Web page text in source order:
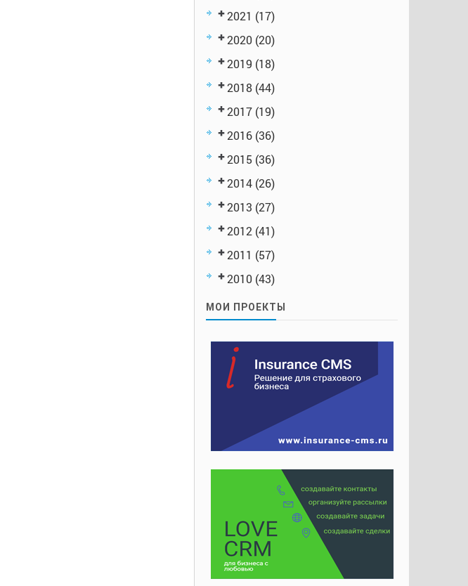
2021 (17)
2020 (20)
2019 (18)
2018 (44)
2017 (19)
2016 (36)
2015 (36)
2014 (26)
2013 (27)
2012 (41)
2011 (57)
2010 (43)
МОИ ПРОЕКТЫ